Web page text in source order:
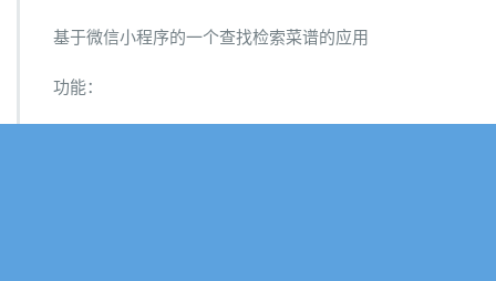
基于微信小程序的一个查找检索菜谱的应用
功能：